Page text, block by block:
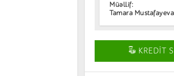
Müəllif:
Tamara Mustafayeva
KREDİT